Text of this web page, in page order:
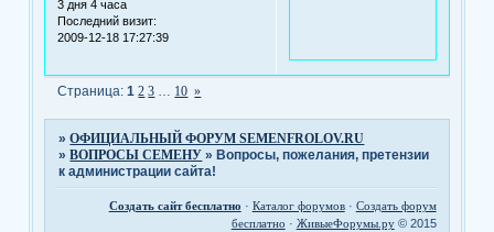
3 дня 4 часа
Последний визит:
2009-12-18 17:27:39
Страница:1 2 3 … 10 »
»ОФИЦИАЛЬНЫЙ ФОРУМ SEMENFROLOV.RU
»ВОПРОСЫ СЕМЕНУ »Вопросы, пожелания, претензии
к администрации сайта!
Создать сайт бесплатно · Каталог форумов· Создать форум
бесплатно · ЖивыеФорумы.ру© 2015